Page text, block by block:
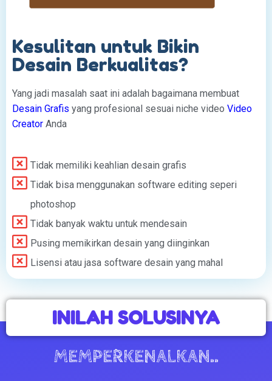
Kesulitan untuk Bikin
Desain Berkualitas?
Yang jadi masalah saat ini adalah bagaimana membuat
Desain Grafis yang profesional sesuai niche video Video
Creator Anda
Tidak memiliki keahlian desain grafis
Tidak bisa menggunakan software editing seperi
photoshop
Tidak banyak waktu untuk mendesain
Pusing memikirkan desain yang diinginkan
Lisensi atau jasa software desain yang mahal
INILAH SOLUSINYA
MEMPERKENALKAN..